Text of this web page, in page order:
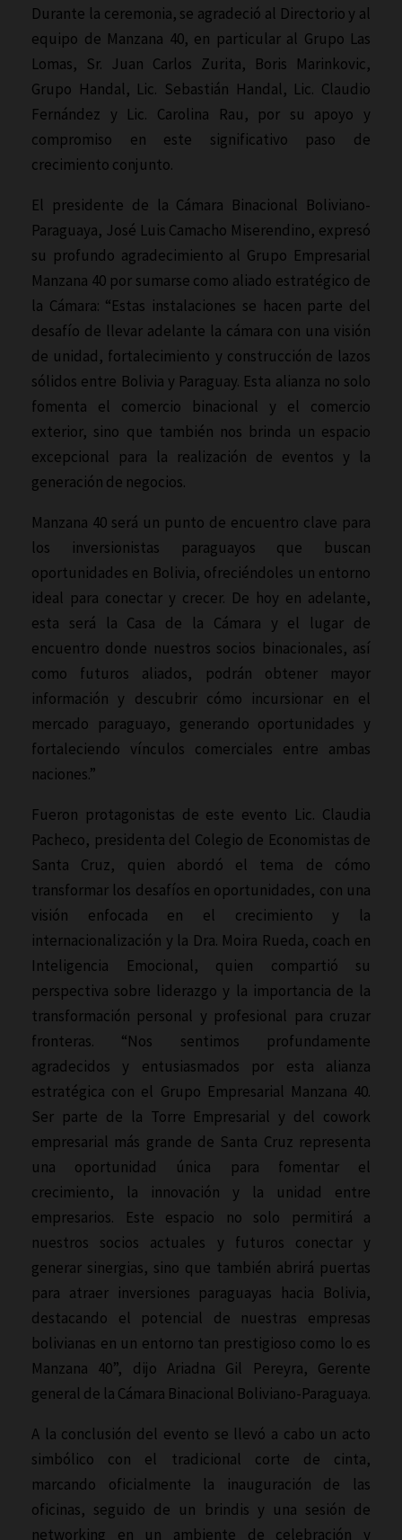
Durante la ceremonia, se agradeció al Directorio y al
equipo de Manzana 40, en particular al Grupo Las
Lomas, Sr. Juan Carlos Zurita, Boris Marinkovic,
Grupo Handal, Lic. Sebastián Handal, Lic. Claudio
Fernández y Lic. Carolina Rau, por su apoyo y
compromiso en este significativo paso de
crecimiento conjunto.
El presidente de la Cámara Binacional Boliviano-
Paraguaya, José Luis Camacho Miserendino, expresó
su profundo agradecimiento al Grupo Empresarial
Manzana 40 por sumarse como aliado estratégico de
la Cámara: “Estas instalaciones se hacen parte del
desafío de llevar adelante la cámara con una visión
de unidad, fortalecimiento y construcción de lazos
sólidos entre Bolivia y Paraguay. Esta alianza no solo
fomenta el comercio binacional y el comercio
exterior, sino que también nos brinda un espacio
excepcional para la realización de eventos y la
generación de negocios.
Manzana 40 será un punto de encuentro clave para
los inversionistas paraguayos que buscan
oportunidades en Bolivia, ofreciéndoles un entorno
ideal para conectar y crecer. De hoy en adelante,
esta será la Casa de la Cámara y el lugar de
encuentro donde nuestros socios binacionales, así
como futuros aliados, podrán obtener mayor
información y descubrir cómo incursionar en el
mercado paraguayo, generando oportunidades y
fortaleciendo vínculos comerciales entre ambas
naciones.”
Fueron protagonistas de este evento Lic. Claudia
Pacheco, presidenta del Colegio de Economistas de
Santa Cruz, quien abordó el tema de cómo
transformar los desafíos en oportunidades, con una
visión enfocada en el crecimiento y la
internacionalización y la Dra. Moira Rueda, coach en
Inteligencia Emocional, quien compartió su
perspectiva sobre liderazgo y la importancia de la
transformación personal y profesional para cruzar
fronteras. “Nos sentimos profundamente
agradecidos y entusiasmados por esta alianza
estratégica con el Grupo Empresarial Manzana 40.
Ser parte de la Torre Empresarial y del cowork
empresarial más grande de Santa Cruz representa
una oportunidad única para fomentar el
crecimiento, la innovación y la unidad entre
empresarios. Este espacio no solo permitirá a
nuestros socios actuales y futuros conectar y
generar sinergias, sino que también abrirá puertas
para atraer inversiones paraguayas hacia Bolivia,
destacando el potencial de nuestras empresas
bolivianas en un entorno tan prestigioso como lo es
Manzana 40”, dijo Ariadna Gil Pereyra, Gerente
general de la Cámara Binacional Boliviano-Paraguaya.
A la conclusión del evento se llevó a cabo un acto
simbólico con el tradicional corte de cinta,
marcando oficialmente la inauguración de las
oficinas, seguido de un brindis y una sesión de
networking en un ambiente de celebración y